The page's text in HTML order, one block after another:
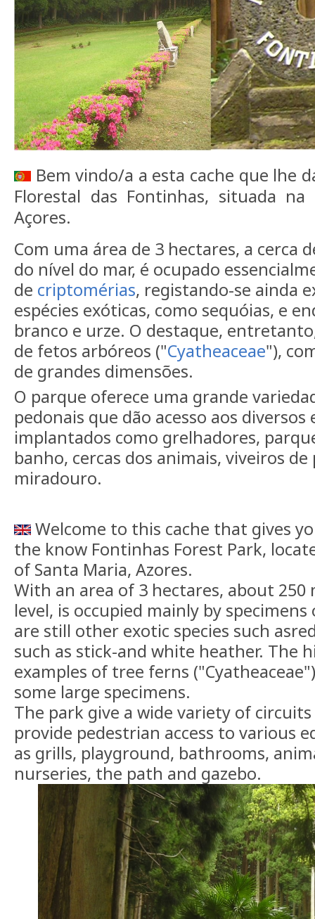
Bem vindo/a a esta cache que lhe
Florestal das Fontinhas, situada
Açores.
Com uma área de 3 hectares, a cerca
do nível do mar, é ocupado
de criptomérias, registando-se ainda
espécies exóticas, como sequóias, e
branco e urze. O destaque,
de fetos arbóreos ("Cyatheaceae"),
de grandes dimensões.
O parque oferece uma grande
pedonais que dão acesso aos
implantados como grelhadores,
banho, cercas dos animais, viveiros
miradouro.
Welcome to this cache that gives
the know Fontinhas Forest Park,
of Santa Maria, Azores.
With an area of ​​3 hectares, about 250
level, is occupied mainly by
are still other exotic species such
such as stick-and white heather. The
examples of tree ferns
some large specimens.
The park give a wide variety of
provide pedestrian access to various
as grills, playground, bathrooms,
nurseries, the path and gazebo.